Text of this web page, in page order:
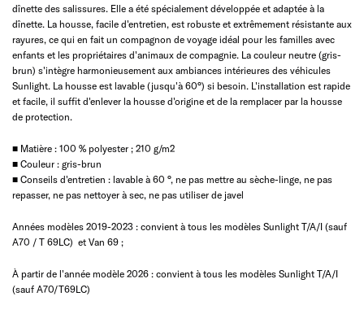
dînette des salissures. Elle a été spécialement développée et adaptée à la
dînette. La housse, facile d'entretien, est robuste et extrêmement résistante aux
rayures, ce qui en fait un compagnon de voyage idéal pour les familles avec
enfants et les propriétaires d'animaux de compagnie. La couleur neutre (gris-
brun) s'intègre harmonieusement aux ambiances intérieures des véhicules
Sunlight. La housse est lavable (jusqu'à 60°) si besoin. L'installation est rapide
et facile, il suffit d'enlever la housse d'origine et de la remplacer par la housse
de protection.
■ Matière : 100 % polyester ; 210 g/m2
■ Couleur : gris-brun
■ Conseils d'entretien : lavable à 60 °, ne pas mettre au sèche-linge, ne pas
repasser, ne pas nettoyer à sec, ne pas utiliser de javel
Années modèles 2019-2023 : convient à tous les modèles Sunlight T/A/I (sauf
A70 / T 69LC) et Van 69 ;
À partir de l'année modèle 2026 : convient à tous les modèles Sunlight T/A/I
(sauf A70/T69LC)